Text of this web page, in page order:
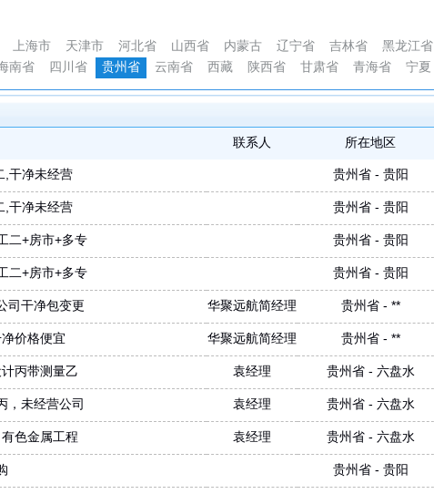
上海市 天津市 河北省 山西省 内蒙古 辽宁省 吉林省 黑龙江省
南省 四川省 贵州省 云南省 西藏 陕西省 甘肃省 青海省 宁夏
联系人 所在地区
,干净未经营 贵州省 - 贵阳
,干净未经营 贵州省 - 贵阳
二+房市+多专 贵州省 - 贵阳
二+房市+多专 贵州省 - 贵阳
司干净包变更 华聚远航简经理 贵州省 - **
价格便宜 华聚远航简经理 贵州省 - **
丙带测量乙 袁经理 贵州省 - 六盘水
，未经营公司 袁经理 贵州省 - 六盘水
色金属工程 袁经理 贵州省 - 六盘水
贵州省 - 贵阳